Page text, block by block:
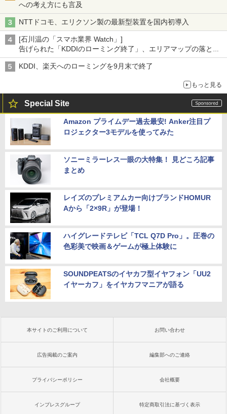
への考え方にも言及
NTTドコモ、エリクソン製の最新型装置を国内初導入
[石川温の「スマホ業界 Watch」]
告げられた「KDDIのローミング終了」、エリアマップの落とし
穴と楽天モバイルの課題
KDDI、楽天へのローミングを9月末で終了
もっと見る
Special Site
Amazon プライムデー過去最安! Anker注目プ
ロジェクター3モデルを使ってみた
ソニーミラーレス一眼の大特集！ 見どころ記事
まとめ
レイズのプレミアムカー向けブランドHOMUR
Aから「2×9R」が登場！
ハイグレードテレビ「TCL Q7D Pro」。圧巻の
色彩美で映画＆ゲームが極上体験に
SOUNDPEATSのイヤカフ型イヤフォン「UU2
イヤーカフ」をイヤカフマニアが語る
本サイトのご利用について お問い合わせ
広告掲載のご案内 編集部へのご連絡
プライバシーポリシー 会社概要
インプレスグループ 特定商取引法に基づく表示